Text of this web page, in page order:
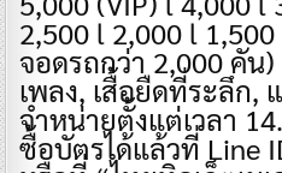
2,500 l 2,000 l
จอดรถกว่า 2,000 คัน
เพลง, เสื้อยืดที่ระลึก,
จำหน่ายตั้งแต่เวลา
ซื้อบัตรได้แล้วที่ Line